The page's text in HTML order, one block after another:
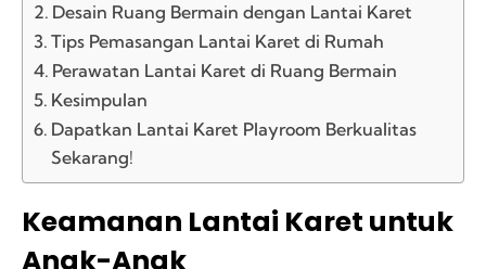
Desain Ruang Bermain dengan Lantai Karet
Tips Pemasangan Lantai Karet di Rumah
Perawatan Lantai Karet di Ruang Bermain
Kesimpulan
Dapatkan Lantai Karet Playroom Berkualitas
Sekarang!
Keamanan Lantai Karet untuk
Anak-Anak